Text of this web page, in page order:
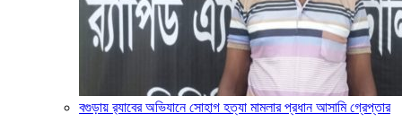
‎বগুড়ায় র‍্যাবের অভিযানে সোহাগ হত্যা মামলার প্রধান আসামি গ্রেপ্তার